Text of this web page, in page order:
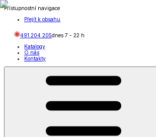
Přístupnostní navigace
Přejít k obsahu
491 204 205dnes 7 - 22 h
Katalogy
O nás
Kontakty